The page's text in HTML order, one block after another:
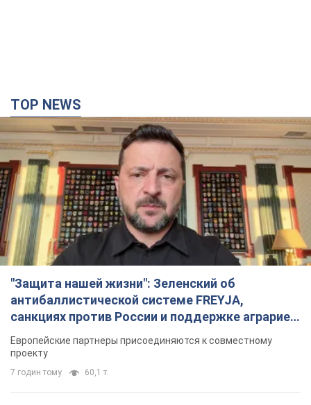
TOP NEWS
"Защита нашей жизни": Зеленский об
антибаллистической системе FREYJA,
санкциях против России и поддержке аграриев.
Видео
Европейские партнеры присоединяются к совместному
проекту
7 годин тому 60,1 т.